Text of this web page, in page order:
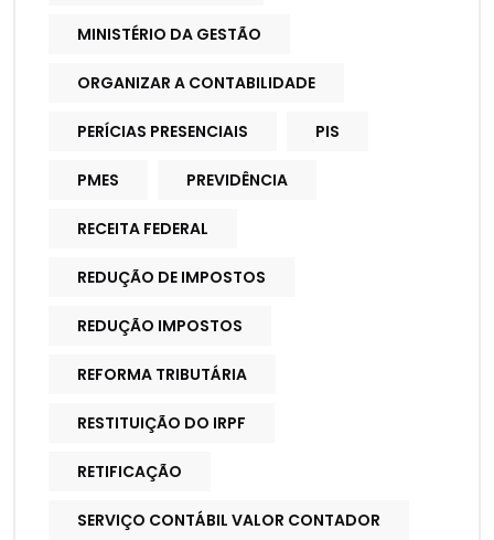
MINISTÉRIO DA GESTÃO
ORGANIZAR A CONTABILIDADE
PERÍCIAS PRESENCIAIS PIS
PMES PREVIDÊNCIA
RECEITA FEDERAL
REDUÇÃO DE IMPOSTOS
REDUÇÃO IMPOSTOS
REFORMA TRIBUTÁRIA
RESTITUIÇÃO DO IRPF
RETIFICAÇÃO
SERVIÇO CONTÁBIL VALOR CONTADOR